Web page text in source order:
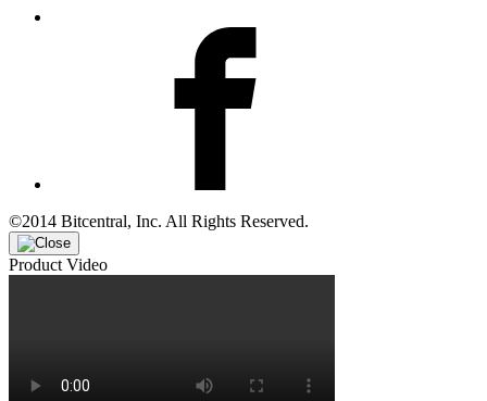
©2014 Bitcentral, Inc. All Rights Reserved.
Product Video